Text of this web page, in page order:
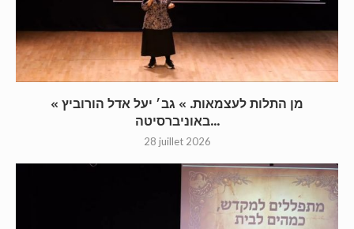
« מן התלות לעצמאות. » גב׳ יעל אדל הורוביץ
באוניברסיטה...
28 juillet 2026